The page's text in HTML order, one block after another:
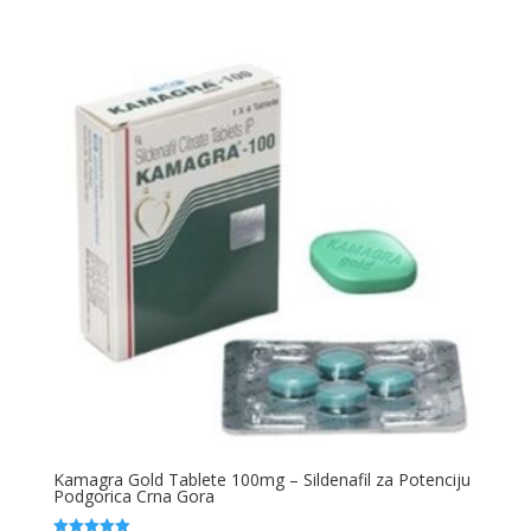
Kamagra Gold Tablete 100mg – Sildenafil za Potenciju
Podgorica Crna Gora